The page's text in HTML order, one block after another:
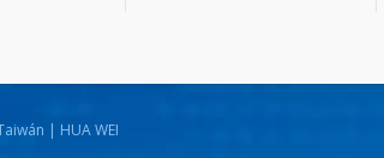
| HUA WEI